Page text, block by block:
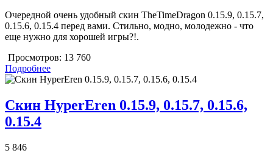
Очередной очень удобный скин TheTimeDragon 0.15.9, 0.15.7,
0.15.6, 0.15.4 перед вами. Стильно, модно, молодежно - что
еще нужно для хорошей игры?!.
Просмотров: 13 760
Подробнее
Скин HyperEren 0.15.9, 0.15.7, 0.15.6,
0.15.4
5 846